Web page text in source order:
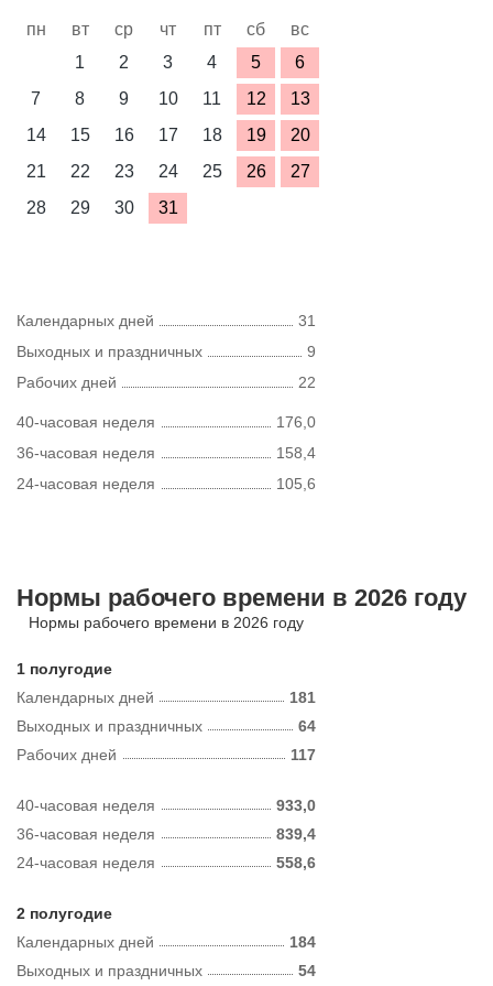
пн вт ср чт пт сб
вс
1
2 3 4 5
6
7
8 9 10 11 12
13
14
15 16 17 18 19
20
21
22 23 24 25 26
27
28
29 30 31
Календарных дней
31
Выходных и праздничных
9
Рабочих дней
22
40-часовая неделя
176,0
36-часовая неделя
158,4
24-часовая неделя
105,6
Нормы рабочего времени в 2026 году
Нормы рабочего времени в 2026 году
1 полугодие
Календарных дней
181
Рабочих дней 117
Выходных и праздничных 64
40-часовая неделя
933,0
36-часовая неделя
839,4
24-часовая неделя
558,6
2 полугодие
Календарных дней
184
Выходных и праздничных 54